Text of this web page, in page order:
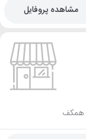
مشاهده پروفایل